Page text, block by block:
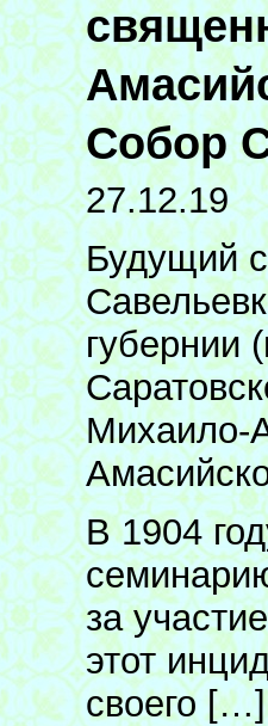
Собор
27.12.19
Будущий
губернии
Михаило-
В 1904
за
этот
своего […]